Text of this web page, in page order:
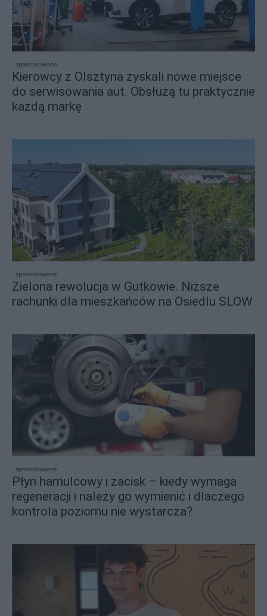
sponsorowane
Kierowcy z Olsztyna zyskali nowe miejsce
do serwisowania aut. Obsłużą tu praktycznie
każdą markę
sponsorowane
Zielona rewolucja w Gutkowie. Niższe
rachunki dla mieszkańców na Osiedlu SLOW
sponsorowane
Płyn hamulcowy i zacisk – kiedy wymaga
regeneracji i należy go wymienić i dlaczego
kontrola poziomu nie wystarcza?